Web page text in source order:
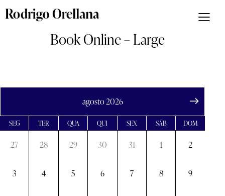
Book Online – Large
agosto 2026
SEG TER QUA QUI SEX SÁB DOM
27 28 29 30 31 1 2
3 4 5 6 7 8 9